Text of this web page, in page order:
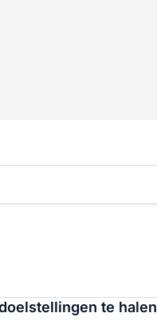
te halen